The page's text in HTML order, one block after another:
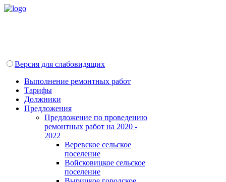
Версия для слабовидящих
Выполнение ремонтных работ
Тарифы
Должники
Предложения
Предложение по проведению
ремонтных работ на 2020 -
2022
Веревское сельское
поселение
Войсковицкое сельское
поселение